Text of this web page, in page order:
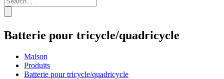
Batterie pour tricycle/quadricycle
Maison
Produits
Batterie pour tricycle/quadricycle